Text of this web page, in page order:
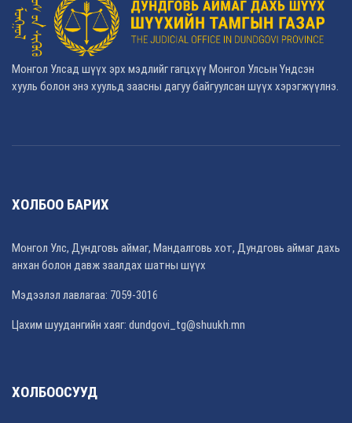
Монгол Улсад шүүх эрх мэдлийг гагцхүү Монгол Улсын Үндсэн
хууль болон энэ хуульд заасны дагуу байгуулсан шүүх хэрэгжүүлнэ.
ХОЛБОО БАРИХ
Монгол Улс, Дундговь аймаг, Мандалговь хот, Дундговь аймаг дахь
анхан болон давж заалдах шатны шүүх
Мэдээлэл лавлагаа: 7059-3016
Цахим шуудангийн хаяг: dundgovi_tg@shuukh.mn
ХОЛБООСУУД